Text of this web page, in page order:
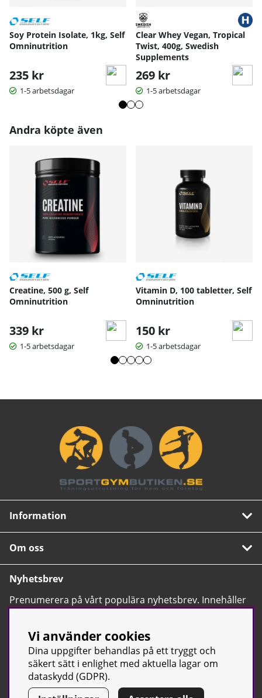
Soy Protein Isolate, 1kg, Self
Omninutrition
235 kr
1-5 arbetsdagar
Clear Whey Vegan, Tropical
Twist, 400g, Swedish
Supplements
269 kr
1-5 arbetsdagar
Andra köpte även
Creatine, 500 g, Self
Omninutrition
339 kr
1-5 arbetsdagar
Vitamin D, 100 tabletter, Self
Omninutrition
150 kr
1-5 arbetsdagar
Information
Om oss
Nyhetsbrev
Prenumerera på vårt populära nyhetsbrev. Innehåller
tips, nyheter och våra allra bästa erbjudanden.
Vi använder cookies
Dina uppgifter behandlas på ett tryggt och
säkert sätt i enlighet med aktuella lagar om
dataskydd (GDPR).